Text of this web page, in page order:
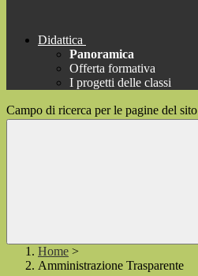
Didattica
Panoramica
Offerta formativa
I progetti delle classi
Campo di ricerca per le pagine del sito
Home >
Amministrazione Trasparente